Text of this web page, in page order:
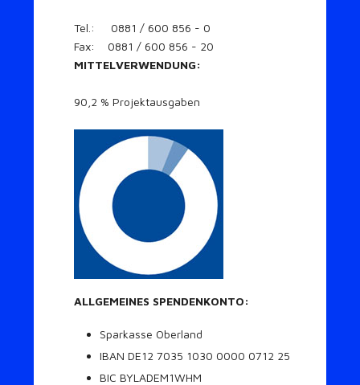
Tel.: 0881 / 600 856 - 0
Fax: 0881 / 600 856 - 20
MITTELVERWENDUNG:
90,2 % Projektausgaben
ALLGEMEINES SPENDENKONTO:
Sparkasse Oberland
IBAN DE12 7035 1030 0000 0712 25
BIC BYLADEM1WHM